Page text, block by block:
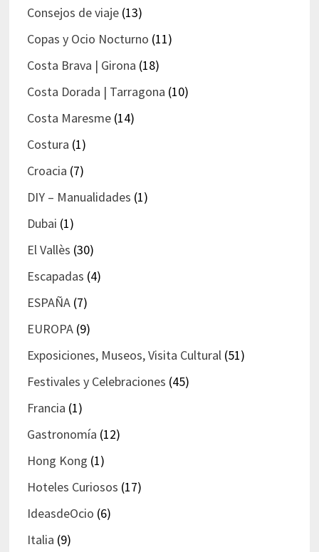
Consejos de viaje(13)
Copas y Ocio Nocturno (11)
Costa Brava | Girona (18)
Costa Dorada | Tarragona (10)
Costa Maresme(14)
Costura (1)
Croacia (7)
DIY – Manualidades (1)
Dubai (1)
El Vallès (30)
Escapadas (4)
ESPAÑA(7)
EUROPA(9)
Exposiciones, Museos, Visita Cultural(51)
Festivales y Celebraciones (45)
Francia (1)
Gastronomía (12)
Hong Kong (1)
Hoteles Curiosos (17)
IdeasdeOcio (6)
Italia (9)